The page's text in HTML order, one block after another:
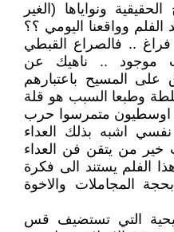
ونواياها (الغير
وواقعنا اليومي ؟؟
.. فالصراع القبطي
موجود .. ناهيك عن
على المسيح باعتبارهم
وطبعا السبب هو قلة
اوسطيون متمرسوا حرب
اشبه بذلك العداء
خير من يتقن فن العداء
الفلم يستند الى فكرة
المجاملات والاخوة
التي تستضيف قس